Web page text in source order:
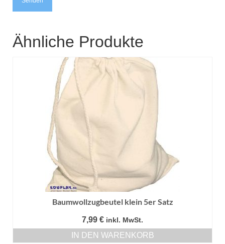
Ähnliche Produkte
Baumwollzugbeutel klein 5er Satz
7,99 € inkl. MwSt.
IN DEN WARENKORB